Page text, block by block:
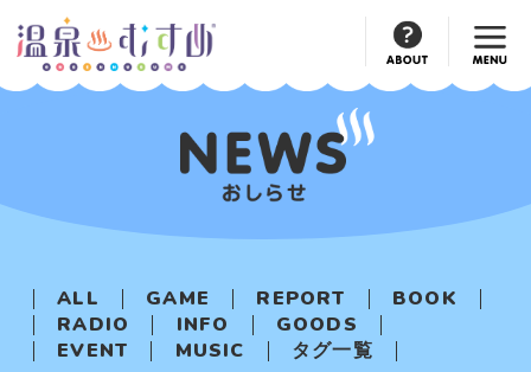
Official
Account
ALL GAME REPORT
BOOK
RADIO
INFO
GOODS
EVENT
MUSIC タグ一覧